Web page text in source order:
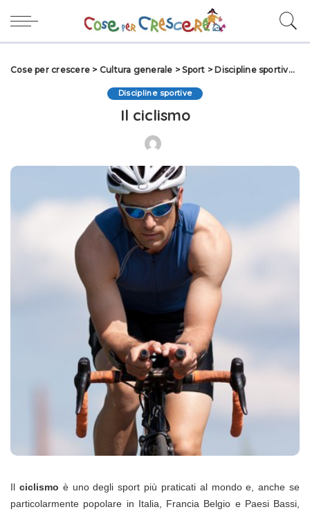
Cose per crescere > Cultura generale >Sport > Discipline sportive >
Discipline sportive
Il ciclismo
Il ciclismo è uno degli sport più praticati al mondo e, anche se
particolarmente popolare in Italia, Francia Belgio e Paesi Bassi,